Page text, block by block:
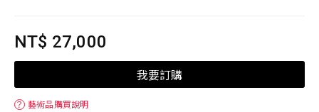
NT$ 27,000
我要訂購
？ 藝術品購買說明